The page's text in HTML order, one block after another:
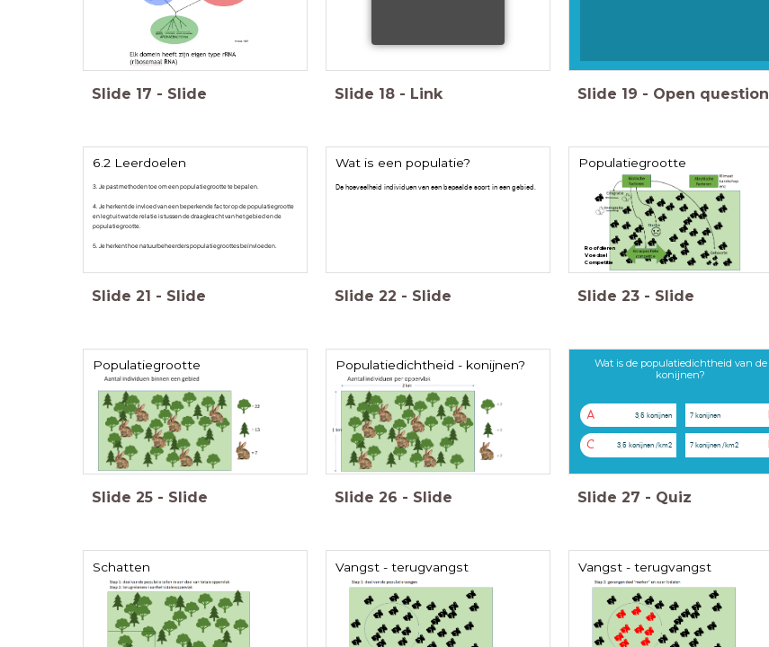
Slide 17 - Slide Slide 18 - Link Slide 19 - Open question
6.2 Leerdoelen
3. Je past methoden toe om een populatiegrootte te bepalen.
4. Je herkent de invloed van een beperkende factor op de populatiegrootte
en legt uit wat de relatie is tussen de draagkracht van het gebied en de
populatiegrootte.
5. Je herkent hoe natuurbeheerders populatiegroottes beïnvloeden.
Slide 21 - Slide
Wat is een populatie?
De hoeveelheid individuen van een bepaalde soort in een gebied.
Slide 22 - Slide
Populatiegrootte
Roofdieren
Voedsel
Competitie
Slide 23 - Slide
Populatiegrootte
Slide 25 - Slide
Populatiedichtheid - konijnen?
Slide 26 - Slide
Wat is de populatiedichtheid van de
konijnen?
A 3,5 konijnen 7 konijnen
C 3,5 konijnen /km2 7 konijnen /km2
Slide 27 - Quiz
Schatten Vangst - terugvangst Vangst - terugvangst